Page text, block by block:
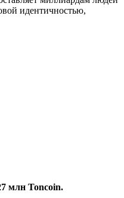
идентичностью,
млн Toncoin.